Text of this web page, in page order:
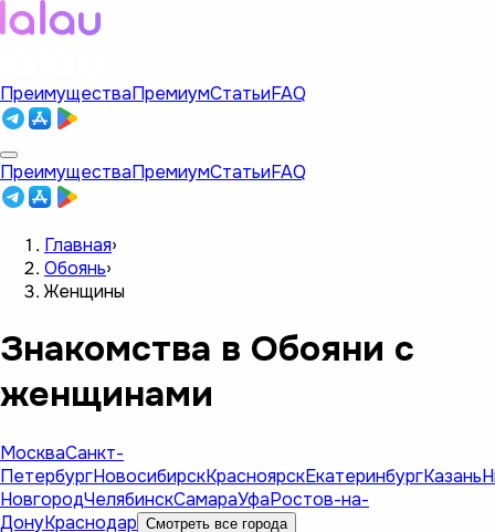
ПреимуществаПремиумСтатьиFAQ
ПреимуществаПремиумСтатьиFAQ
Главная›
Обоянь›
Женщины
Знакомства в Обояни с
женщинами
МоскваСанкт-
ПетербургНовосибирскКрасноярскЕкатеринбургКазань
НовгородЧелябинскСамараУфаРостов-на-
ДонуКраснодар Смотреть все города